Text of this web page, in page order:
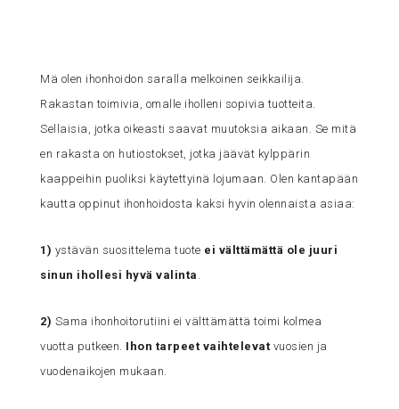
Mä olen ihonhoidon saralla melkoinen seikkailija.
Rakastan toimivia, omalle iholleni sopivia tuotteita.
Sellaisia, jotka oikeasti saavat muutoksia aikaan. Se mitä
en rakasta on hutiostokset, jotka jäävät kylppärin
kaappeihin puoliksi käytettyinä lojumaan. Olen kantapään
kautta oppinut ihonhoidosta kaksi hyvin olennaista asiaa:
1) ystävän suosittelema tuote ei välttämättä ole juuri
sinun ihollesi hyvä valinta .
2) Sama ihonhoitorutiini ei välttämättä toimi kolmea
vuotta putkeen. Ihon tarpeet vaihtelevat vuosien ja
vuodenaikojen mukaan.